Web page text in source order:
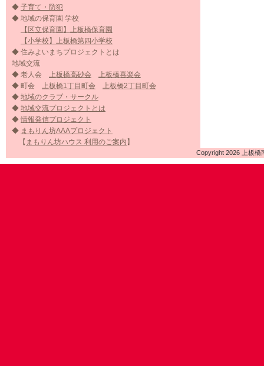
◆ 子育て・防犯
◆ 地域の保育園 学校
【区立保育園】上板橋保育園
【小学校】上板橋第四小学校
◆ 住みよいまちプロジェクトとは
地域交流
◆ 老人会 上板橋高砂会
上板橋喜楽会
◆ 町会 上板橋1丁目町会
上板橋2丁目町会
◆ 地域のクラブ・サークル
◆ 地域交流プロジェクトとは
◆ 情報発信プロジェクト
◆ まもりん坊AAAプロジェクト
【 まもりん坊ハウス 利用のご案内 】
Copyright 2026 上板橋